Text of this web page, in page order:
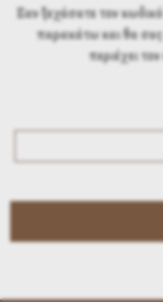
Εαν ξεχάσατε τον
παρακάτω και θα
περιέχει